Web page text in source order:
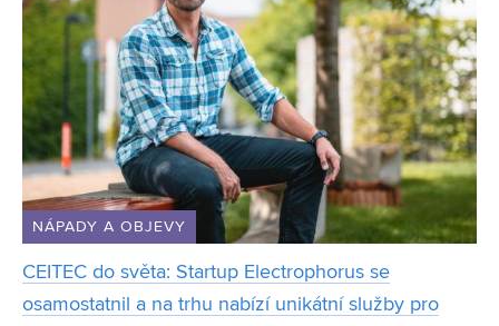
NÁPADY A OBJEVY
CEITEC do světa: Startup Electrophorus se
osamostatnil a na trhu nabízí unikátní služby pro